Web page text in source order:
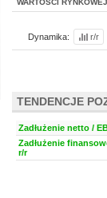
WARTOŚCI RYNKOWEJ
Dynamika: r/r
TENDENCJE
Zadłużenie netto /
Zadłużenie
r/r